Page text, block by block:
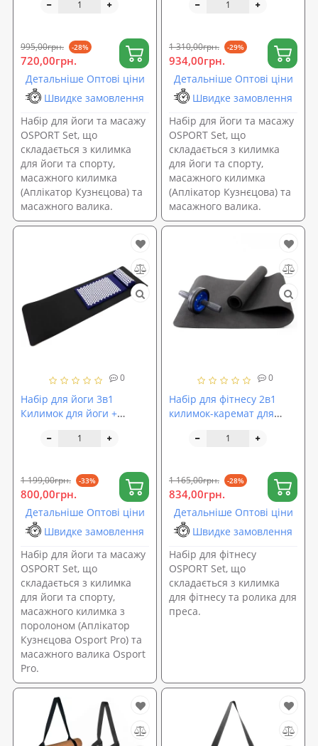
Аплікатор Кузнєцова +
995,00грн. -28%
720,00грн.
Детальніше Оптові ціни
Швидке замовлення
Набір для йоги та масажу
OSPORT Set, що
складається з килимка
для йоги та спорту,
масажного килимка
(Аплікатор Кузнєцова) та
масажного валика.
Аплікатор Кузнєцова +
1 310,00грн. -29%
934,00грн.
Детальніше Оптові ціни
Швидке замовлення
Набір для йоги та масажу
OSPORT Set, що
складається з килимка
для йоги та спорту,
масажного килимка
(Аплікатор Кузнєцова) та
масажного валика.
0
Набір для йоги 3в1
Килимок для йоги +
Аплікатор Кузнєцова +
1 199,00грн. -33%
800,00грн.
Детальніше Оптові ціни
Швидке замовлення
Набір для йоги та масажу
OSPORT Set, що
складається з килимка
для йоги та спорту,
масажного килимка з
поролоном (Аплікатор
Кузнєцова Osport Pro) та
масажного валика Osport
Pro.
0
Набір для фітнесу 2в1
килимок-каремат для
колесо-ролик для преса
1 165,00грн. -28%
834,00грн.
Детальніше Оптові ціни
Швидке замовлення
Набір для фітнесу
OSPORT Set, що
складається з килимка
для фітнесу та ролика для
преса.